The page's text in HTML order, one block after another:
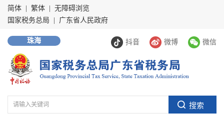
简体 繁体
无障碍浏览
国家税务总局
广东省人民政府
抖音 微博 微信
珠海